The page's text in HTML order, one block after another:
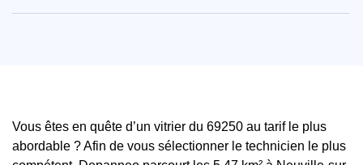
Vous êtes en quête d’un vitrier du 69250 au tarif le plus
abordable ? Afin de vous sélectionner le technicien le plus